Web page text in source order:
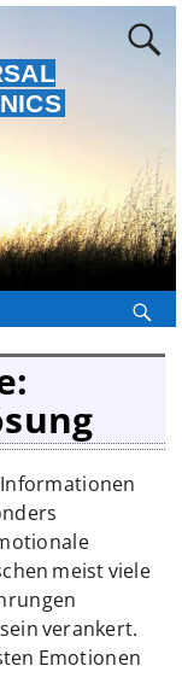
meist viele
verankert.
Emotionen